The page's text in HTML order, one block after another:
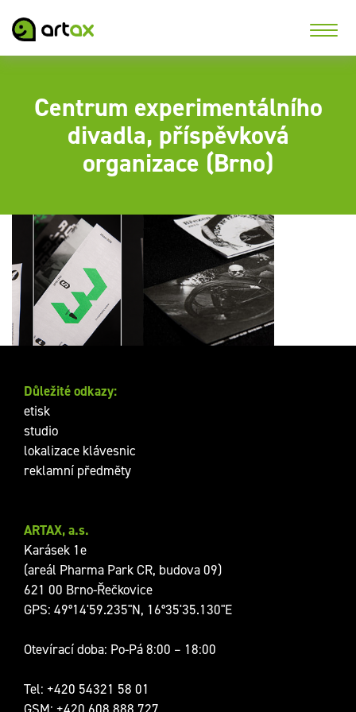
Centrum experimentálního
divadla, příspěvková
organizace (Brno)
Periodický tisk
programů a plakátů
Realizujeme tiskoviny
pro Centrum
experimentálního
divadla Brno
ARTAX, a.s.
Karásek 1e
(areál Pharma Park CR, budova 09)
621 00 Brno-Řečkovice
GPS: 49°14'59.235"N, 16°35'35.130"E
Otevírací doba: Po-Pá 8:00 – 18:00
Tel: +420 54321 58 01
GSM: +420 608 888 727
Důležité odkazy:
etisk
studio
lokalizace klávesnic
reklamní předměty